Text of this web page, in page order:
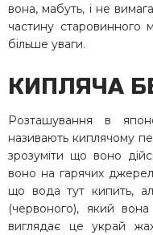
вона, мабуть, і не
частину старовинного
більше уваги.
КИПЛЯЧА
Розташування в
називають киплячому
зрозуміти що воно
воно на гарячих
що вода тут кипить,
(червоного), який вона
виглядає це украй